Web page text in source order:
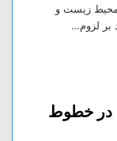
محیط زیست و
بر لزوم…
در خطوط